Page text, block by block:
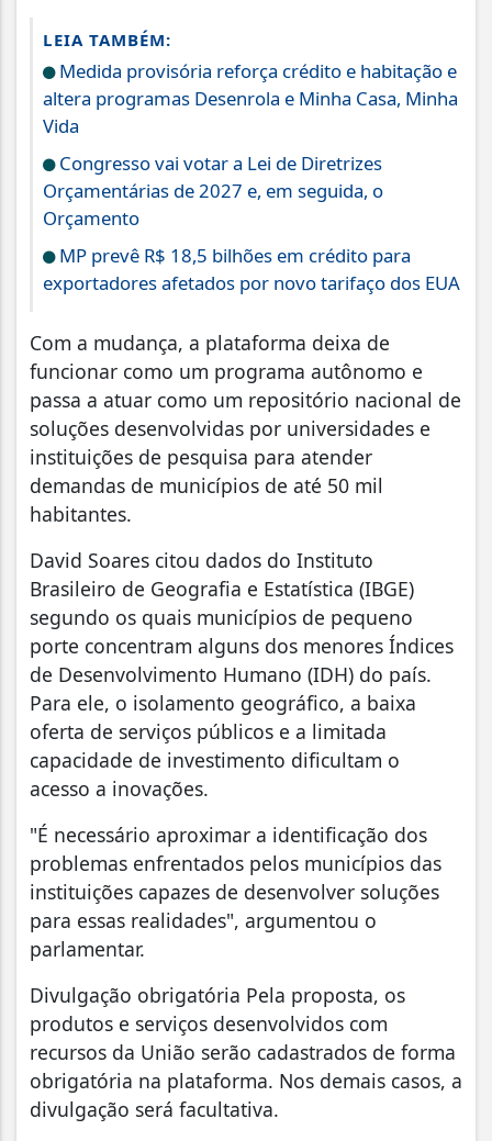
LEIA TAMBÉM:
Medida provisória reforça crédito e habitação e
altera programas Desenrola e Minha Casa, Minha
Vida
Congresso vai votar a Lei de Diretrizes
Orçamentárias de 2027 e, em seguida, o
Orçamento
MP prevê R$ 18,5 bilhões em crédito para
exportadores afetados por novo tarifaço dos EUA
Com a mudança, a plataforma deixa de
funcionar como um programa autônomo e
passa a atuar como um repositório nacional de
soluções desenvolvidas por universidades e
instituições de pesquisa para atender
demandas de municípios de até 50 mil
habitantes.
David Soares citou dados do Instituto
Brasileiro de Geografia e Estatística (IBGE)
segundo os quais municípios de pequeno
porte concentram alguns dos menores Índices
de Desenvolvimento Humano (IDH) do país.
Para ele, o isolamento geográfico, a baixa
oferta de serviços públicos e a limitada
capacidade de investimento dificultam o
acesso a inovações.
"É necessário aproximar a identificação dos
problemas enfrentados pelos municípios das
instituições capazes de desenvolver soluções
para essas realidades", argumentou o
parlamentar.
Divulgação obrigatória Pela proposta, os
produtos e serviços desenvolvidos com
recursos da União serão cadastrados de forma
obrigatória na plataforma. Nos demais casos, a
divulgação será facultativa.